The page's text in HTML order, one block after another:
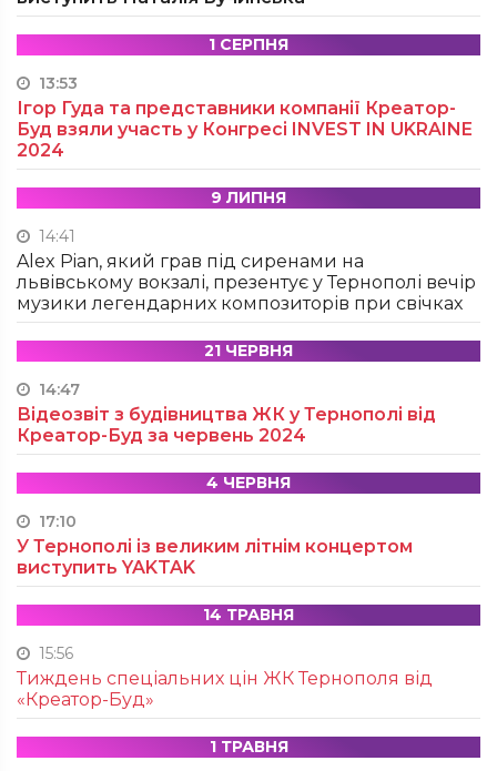
1 СЕРПНЯ
13:53
Ігор Гуда та представники компанії Креатор-
Буд взяли участь у Конгресі INVEST IN UKRAINE
2024
9 ЛИПНЯ
14:41
Alex Pian, який грав під сиренами на
львівському вокзалі, презентує у Тернополі вечір
музики легендарних композиторів при свічках
21 ЧЕРВНЯ
14:47
Відеозвіт з будівництва ЖК у Тернополі від
Креатор-Буд за червень 2024
4 ЧЕРВНЯ
17:10
У Тернополі із великим літнім концертом
виступить YAKTAK
14 ТРАВНЯ
15:56
Тиждень спеціальних цін ЖК Тернополя від
«Креатор-Буд»
1 ТРАВНЯ